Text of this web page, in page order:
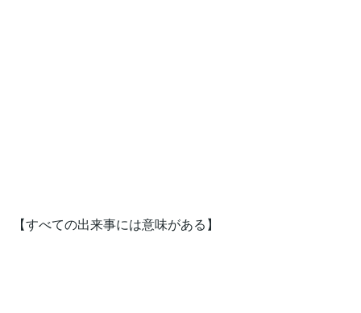
【すべての出来事には意味がある】